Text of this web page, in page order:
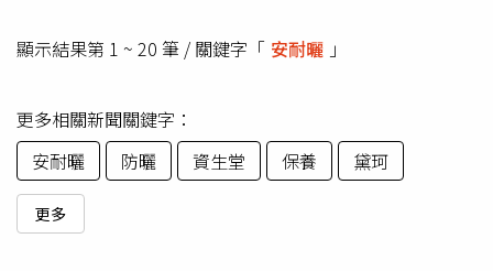
顯示結果第 1 ~ 20 筆 / 關鍵字「 安耐曬 」
更多相關新聞關鍵字：
安耐曬
防曬 資生堂 保養 黛珂
更多